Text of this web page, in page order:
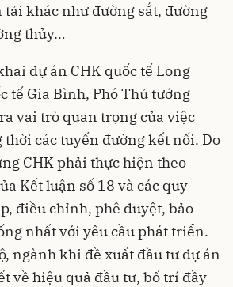
khác như đường sắt, đường
thủy…
dự án CHK quốc tế Long
tế Gia Bình, Phó Thủ tướng
vai trò quan trọng của việc
thời các tuyến đường kết nối. Do
CHK phải thực hiện theo
Kết luận số 18 và các quy
điều chỉnh, phê duyệt, bảo
nhất với yêu cầu phát triển.
ngành khi đề xuất đầu tư dự án
về hiệu quả đầu tư, bố trí đầy